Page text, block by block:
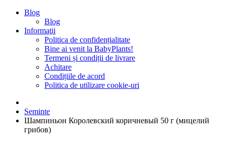
Blog
Blog
Informaţii
Politica de confidențialitate
Bine ai venit la BabyPlants!
Termeni și condiții de livrare
Achitare
Condițiile de acord
Politica de utilizare cookie-uri
Seminte
Шампиньон Королевский коричневый 50 г (мицелий
грибов)